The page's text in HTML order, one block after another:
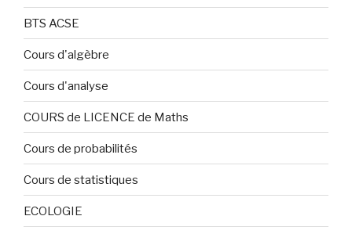
BTS ACSE
Cours d'algèbre
Cours d'analyse
COURS de LICENCE de Maths
Cours de probabilités
Cours de statistiques
ECOLOGIE